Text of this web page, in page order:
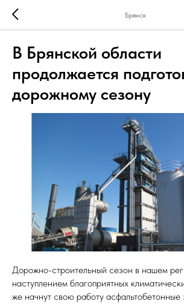
Брянск
В Брянской области
продолжается
дорожному сезону
Дорожно-строительный сезон в нашем
наступлением благоприятных
же начнут свою работу